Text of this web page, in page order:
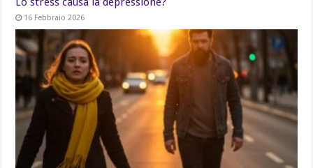
16 Febbraio 2026